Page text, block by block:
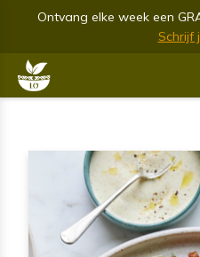
Ontvang elke week een
Schrijf